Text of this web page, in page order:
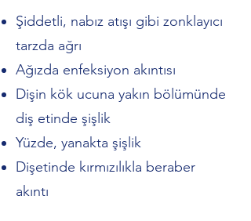
Şiddetli, nabız atışı gibi zonklayıcı
tarzda ağrı
Ağızda enfeksiyon akıntısı
Dişin kök ucuna yakın bölümünde
diş etinde şişlik
Yüzde, yanakta şişlik
Dişetinde kırmızılıkla beraber
akıntı